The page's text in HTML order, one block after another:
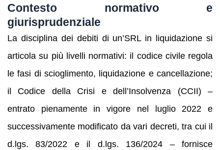
Contesto normativo e
giurisprudenziale
La disciplina dei debiti di un’SRL in liquidazione si
articola su più livelli normativi: il codice civile regola
le fasi di scioglimento, liquidazione e cancellazione;
il Codice della Crisi e dell’Insolvenza (CCII) –
entrato pienamente in vigore nel luglio 2022 e
successivamente modificato da vari decreti, tra cui il
d.lgs. 83/2022 e il d.lgs. 136/2024 – fornisce